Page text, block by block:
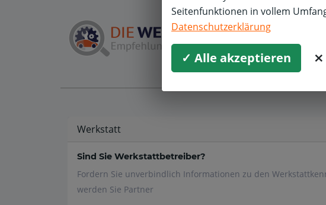
Werkstatt
Sind Sie Werkstattbetreiber?
Fordern Sie unverbindlich Informationen zu den
werden Sie Partner
Seitenfunktionen in vollem
Datenschutzerklärung
✓ Alle akzeptieren ⨯